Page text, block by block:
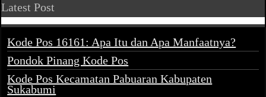
Latest Post
Kode Pos 16161: Apa Itu dan Apa Manfaatnya?
Pondok Pinang Kode Pos
Kode Pos Kecamatan Pabuaran Kabupaten
Sukabumi